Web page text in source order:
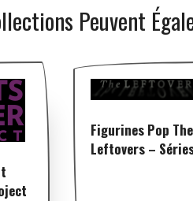
Peuvent
Figurines Pop The
Leftovers –